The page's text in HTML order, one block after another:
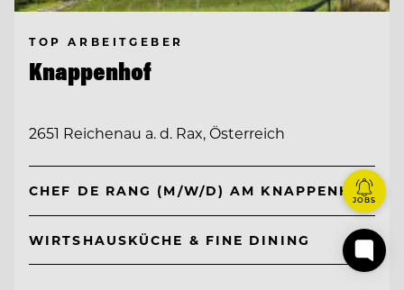
TOP ARBEITGEBER
Knappenhof
2651 Reichenau a. d. Rax, Österreich
CHEF DE RANG (M/W/D) AM KNAPPENHOF
WIRTSHAUSKÜCHE & FINE DINING
JOBS